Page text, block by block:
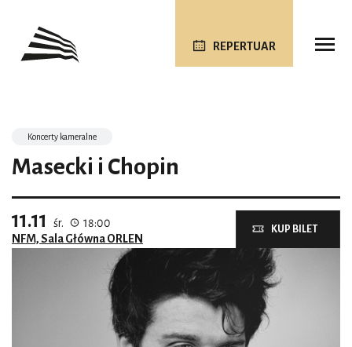
REPERTUAR
Koncerty kameralne
Masecki i Chopin
11.11 śr.
18:00
NFM, Sala Główna ORLEN
KUP BILET